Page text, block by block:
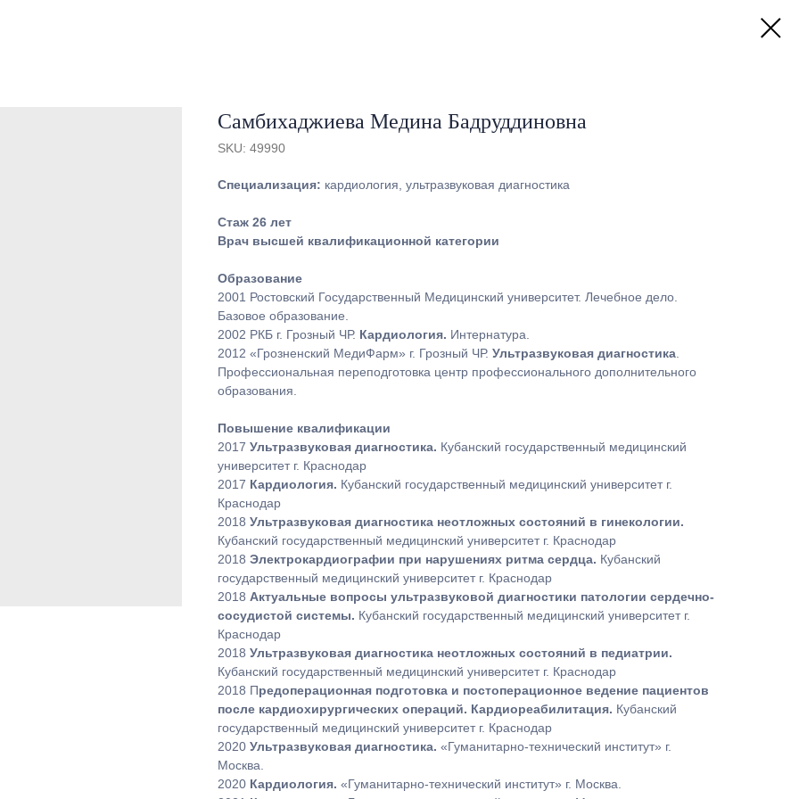
Самбихаджиева Медина Бадруддиновна
SKU: 49990
Специализация: кардиология, ультразвуковая диагностика
Стаж 26 лет
Врач высшей квалификационной категории
Образование
2001 Ростовский Государственный Медицинский университет. Лечебное дело.
Базовое образование.
2002 РКБ г. Грозный ЧР. Кардиология. Интернатура.
2012 «Грозненский МедиФарм» г. Грозный ЧР. Ультразвуковая диагностика
Профессиональная переподготовка центр профессионального дополнительного
образования.
Повышение квалификации
2017 Ультразвуковая диагностика. Кубанский государственный медицинский
университет г. Краснодар
2017 Кардиология. Кубанский государственный медицинский университет г.
Краснодар
2018 Ультразвуковая диагностика неотложных состояний в гинекологии.
Кубанский государственный медицинский университет г. Краснодар
2018 Электрокардиографии при нарушениях ритма сердца. Кубанский
государственный медицинский университет г. Краснодар
2018 Актуальные вопросы ультразвуковой диагностики патологии сердечно-
сосудистой системы. Кубанский государственный медицинский университет г.
Краснодар
2018 Ультразвуковая диагностика неотложных состояний в педиатрии.
Кубанский государственный медицинский университет г. Краснодар
2018 Предоперационная подготовка и постоперационное ведение пациентов
после кардиохирургических операций. Кардиореабилитация. Кубанский
государственный медицинский университет г. Краснодар
2020 Ультразвуковая диагностика. «Гуманитарно-технический институт» г.
Москва.
2020 Кардиология. «Гуманитарно-технический институт» г. Москва.